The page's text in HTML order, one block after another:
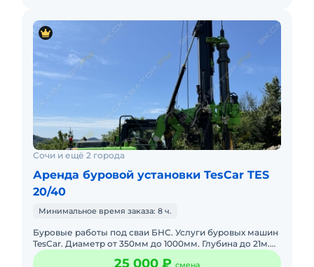
Сочи и ещё 2 города
Аренда буровой установки TesCar TES
20/40
Минимальное время заказа: 8 ч.
Буровые работы под сваи БНС. Услуги буровых машин
TesCar. Диаметр от 350мм до 1000мм. Глубина до 21м.
Работаем с НДС.
25 000 ₽ смена